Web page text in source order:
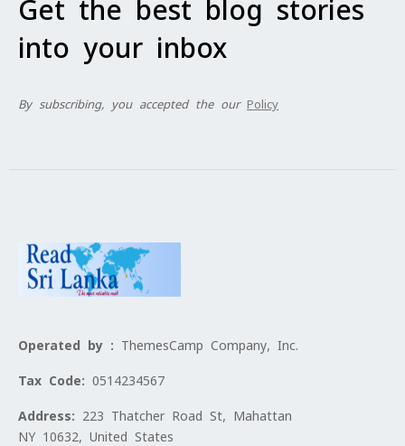
Get the best blog stories
into your inbox
By subscribing, you accepted the our Policy
Operated by : ThemesCamp Company, Inc.
Tax Code: 0514234567
Address: 223 Thatcher Road St, Mahattan
NY 10632, United States